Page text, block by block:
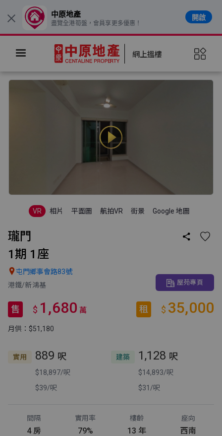
網上搵樓
VR 相片 平面圖 航拍VR 街景 Google 地圖
瓏門 
1期 1座
屯門鄉事會路83號
港鐵/新鴻基
屋苑專頁
售 $ 1,680 萬 租 $ 35,000
月供：$51,180
實用 889 呎
$18,897/呎
$39/呎
建築 1,128 呎
$14,893/呎
$31/呎
間隔
4 房
實用率
79%
樓齡
13 年
座向
西南
× 中原地產
盡覽全港筍盤，會員享更多優惠！
開啟